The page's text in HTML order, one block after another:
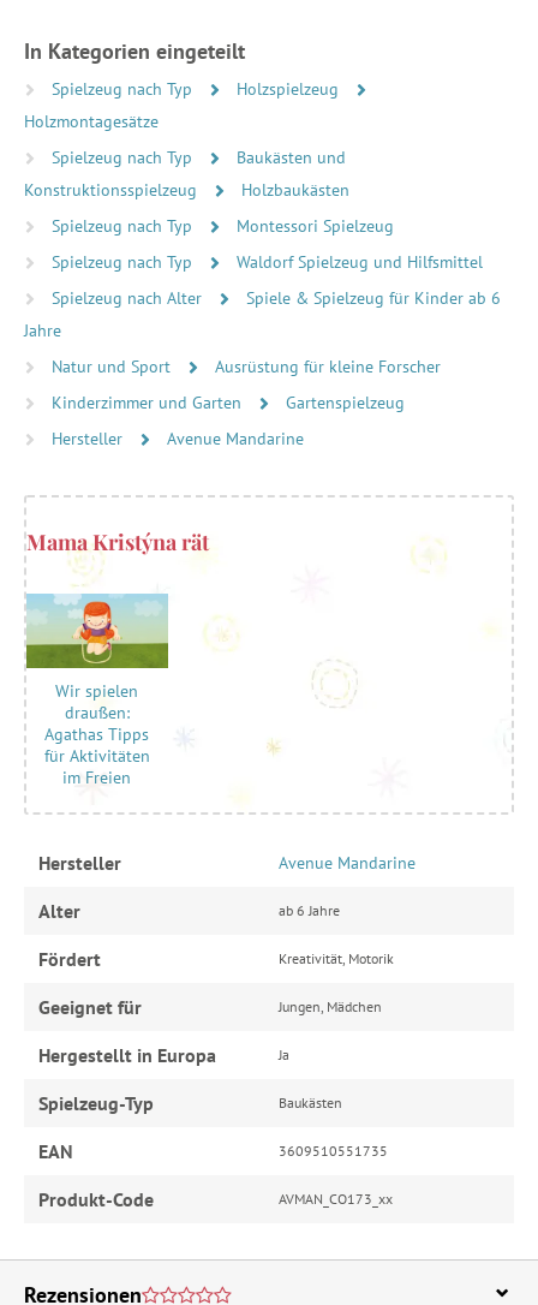
In Kategorien eingeteilt
Spielzeug nach Typ
Holzspielzeug
Holzmontagesätze
Spielzeug nach Typ
Baukästen und
Konstruktionsspielzeug
Holzbaukästen
Spielzeug nach Typ
Montessori Spielzeug
Spielzeug nach Typ
Waldorf Spielzeug und Hilfsmittel
Spielzeug nach Alter
Spiele & Spielzeug für Kinder ab 6
Jahre
Natur und Sport
Ausrüstung für kleine Forscher
Kinderzimmer und Garten
Gartenspielzeug
Hersteller
Avenue Mandarine
Mama Kristýna rät
Wir spielen
draußen:
Agathas Tipps
für Aktivitäten
im Freien
Hersteller Avenue Mandarine
Alter ab 6 Jahre
Fördert Kreativität, Motorik
Geeignet für Jungen, Mädchen
Hergestellt in Europa Ja
Spielzeug-Typ Baukästen
EAN 3609510551735
Produkt-Code AVMAN_CO173_xx
Rezensionen